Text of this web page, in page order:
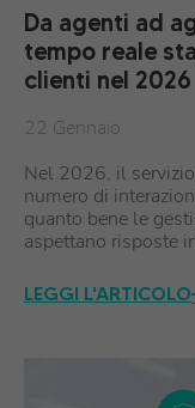
Da agenti ad
tempo reale
clienti nel 2026
22 Gennaio
Nel 2026, il
numero di
quanto bene le
aspettano risposte
LEGGI L'ARTICOLO